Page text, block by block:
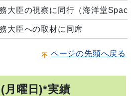
大臣の視察に同行（海洋堂
大臣への取材に同席
ページの先頭へ戻る
月曜日)*実績